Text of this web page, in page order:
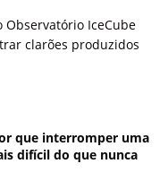
IceCube
clarões produzidos
que interromper uma
difícil do que nunca